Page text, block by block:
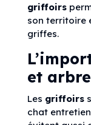
griffoirs
son territoire
griffes.
et
Les griffoirs
chat